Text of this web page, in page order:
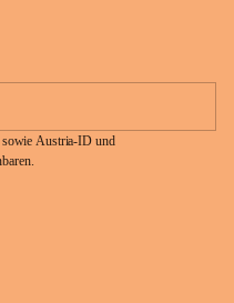
sowie Austria-ID und